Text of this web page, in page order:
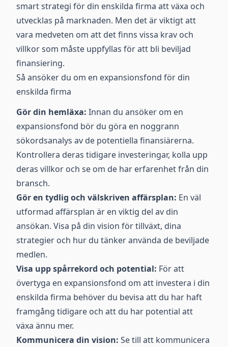
smart strategi för din enskilda firma att växa och
utvecklas på marknaden. Men det är viktigt att
vara medveten om att det finns vissa krav och
villkor som måste uppfyllas för att bli beviljad
finansiering.
Så ansöker du om en expansionsfond för din
enskilda firma
Gör din hemläxa: Innan du ansöker om en
expansionsfond bör du göra en noggrann
sökordsanalys av de potentiella finansiärerna.
Kontrollera deras tidigare investeringar, kolla upp
deras villkor och se om de har erfarenhet från din
bransch.
Gör en tydlig och välskriven affärsplan: En väl
utformad affärsplan är en viktig del av din
ansökan. Visa på din vision för tillväxt, dina
strategier och hur du tänker använda de beviljade
medlen.
Visa upp spårrekord och potential: För att
övertyga en expansionsfond om att investera i din
enskilda firma behöver du bevisa att du har haft
framgång tidigare och att du har potential att
växa ännu mer.
Kommunicera din vision: Se till att kommunicera